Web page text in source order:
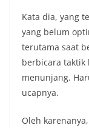
Kata dia, yang
yang belum
terutama saat
berbicara
menunjang.
ucapnya.
Oleh